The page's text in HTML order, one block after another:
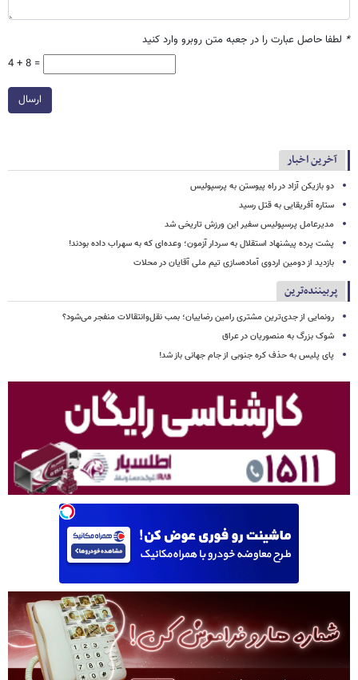
* لطفا حاصل عبارت را در جعبه متن روبرو وارد کنید
4 + 8 =
ارسال
آخرین اخبار
دو بازیکن آزاد در راه پیوستن به پرسپولیس
ستاره آفریقایی به قتل رسید
مدیرعامل پرسپولیس سفیر این ورزش تاریخی شد
پشت پرده پیشنهاد استقلال به سردار آزمون؛ وعده‌ای که به سهراب داده بودند!
بازدید از دومین اردوی آماده‌سازی تیم ملی آقایان در محلات
پربیننده‌ترین
رونمایی از جدی‌ترین مشتری رامین رضاییان؛ بمب نقل‌وانتقالات منفجر می‌شود؟
شوک بزرگ به منصوریان در عراق
پای پلیس به حذف کره جنوبی از جام جهانی باز شد!